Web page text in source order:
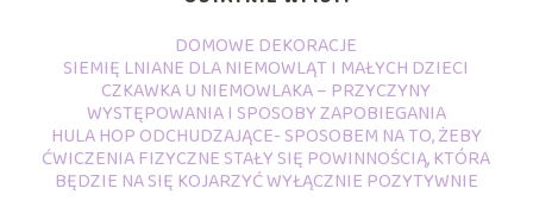
DOMOWE DEKORACJE
SIEMIĘ LNIANE DLA NIEMOWLĄT I MAŁYCH DZIECI
CZKAWKA U NIEMOWLAKA – PRZYCZYNY
WYSTĘPOWANIA I SPOSOBY ZAPOBIEGANIA
HULA HOP ODCHUDZAJĄCE- SPOSOBEM NA TO, ŻEBY
ĆWICZENIA FIZYCZNE STAŁY SIĘ POWINNOŚCIĄ, KTÓRA
BĘDZIE NA SIĘ KOJARZYĆ WYŁĄCZNIE POZYTYWNIE